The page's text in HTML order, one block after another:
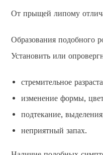
От прыщей липому
Образования подобного
Установить или
стремительное
изменение формы,
подтекание,
неприятный запах.